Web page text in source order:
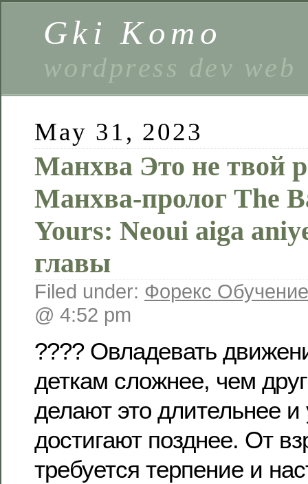
Gki Komo
wordpress dev web
May 31, 2023
Манхва Это не твой
Манхва-пролог The
Yours: Neoui aiga
главы
Filed under: Форекс Обучение
@ 4:52 pm
???? Овладевать
деткам сложнее, чем
делают это длительнее и
достигают позднее. От
требуется терпение и